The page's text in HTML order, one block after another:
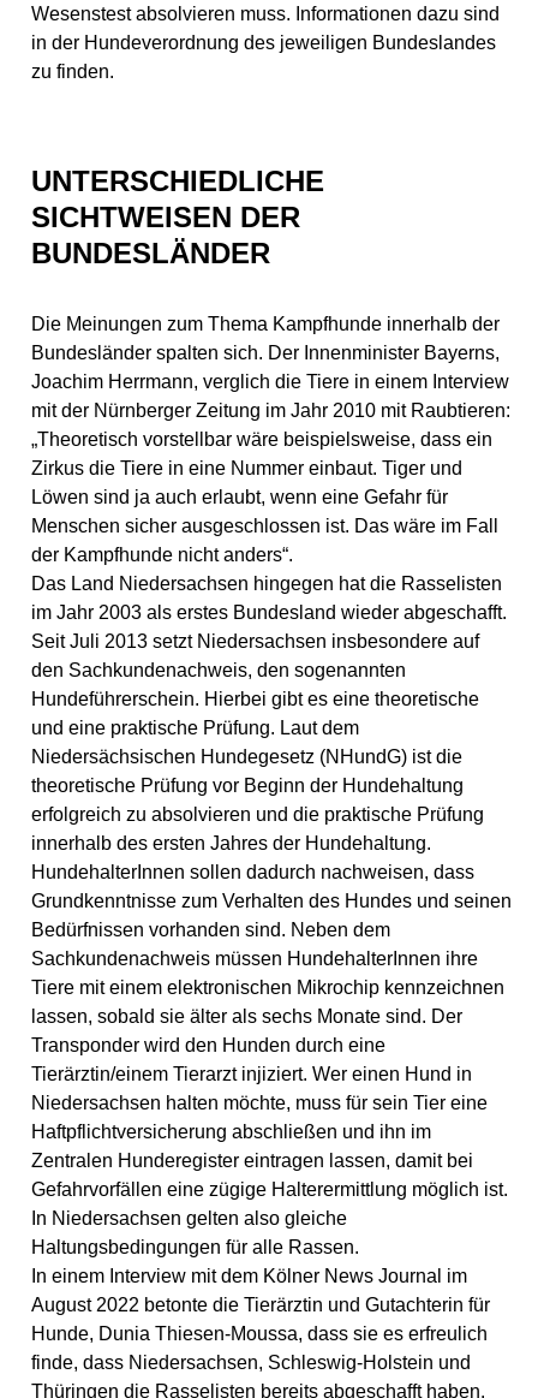
Wesenstest absolvieren muss. Informationen dazu sind
in der Hundeverordnung des jeweiligen Bundeslandes
zu finden.
UNTERSCHIEDLICHE
SICHTWEISEN DER
BUNDESLÄNDER
Die Meinungen zum Thema Kampfhunde innerhalb der
Bundesländer spalten sich. Der Innenminister Bayerns,
Joachim Herrmann, verglich die Tiere in einem Interview
mit der Nürnberger Zeitung im Jahr 2010 mit Raubtieren:
„Theoretisch vorstellbar wäre beispielsweise, dass ein
Zirkus die Tiere in eine Nummer einbaut. Tiger und
Löwen sind ja auch erlaubt, wenn eine Gefahr für
Menschen sicher ausgeschlossen ist. Das wäre im Fall
der Kampfhunde nicht anders“.
Das Land Niedersachsen hingegen hat die Rasselisten
im Jahr 2003 als erstes Bundesland wieder abgeschafft.
Seit Juli 2013 setzt Niedersachsen insbesondere auf
den Sachkundenachweis, den sogenannten
Hundeführerschein. Hierbei gibt es eine theoretische
und eine praktische Prüfung. Laut dem
Niedersächsischen Hundegesetz (NHundG) ist die
theoretische Prüfung vor Beginn der Hundehaltung
erfolgreich zu absolvieren und die praktische Prüfung
innerhalb des ersten Jahres der Hundehaltung.
HundehalterInnen sollen dadurch nachweisen, dass
Grundkenntnisse zum Verhalten des Hundes und seinen
Bedürfnissen vorhanden sind. Neben dem
Sachkundenachweis müssen HundehalterInnen ihre
Tiere mit einem elektronischen Mikrochip kennzeichnen
lassen, sobald sie älter als sechs Monate sind. Der
Transponder wird den Hunden durch eine
Tierärztin/einem Tierarzt injiziert. Wer einen Hund in
Niedersachsen halten möchte, muss für sein Tier eine
Haftpflichtversicherung abschließen und ihn im
Zentralen Hunderegister eintragen lassen, damit bei
Gefahrvorfällen eine zügige Halterermittlung möglich ist.
In Niedersachsen gelten also gleiche
Haltungsbedingungen für alle Rassen.
In einem Interview mit dem Kölner News Journal im
August 2022 betonte die Tierärztin und Gutachterin für
Hunde, Dunia Thiesen-Moussa, dass sie es erfreulich
finde, dass Niedersachsen, Schleswig-Holstein und
Thüringen die Rasselisten bereits abgeschafft haben.